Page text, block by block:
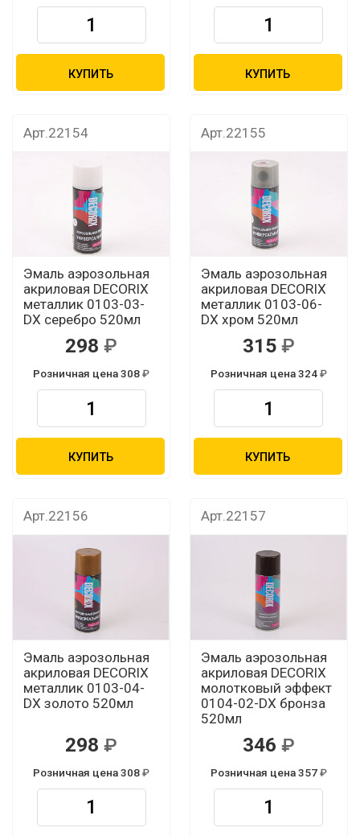
КУПИТЬ КУПИТЬ
Арт.22154
Эмаль аэрозольная
акриловая DECORIX
металлик 0103-03-
DX серебро 520мл
298
Розничная цена 308
КУПИТЬ
Арт.22155
Эмаль аэрозольная
акриловая DECORIX
металлик 0103-06-
DX хром 520мл
315
Розничная цена 324
КУПИТЬ
Арт.22156
Эмаль аэрозольная
акриловая DECORIX
металлик 0103-04-
DX золото 520мл
298
Розничная цена 308
Арт.22157
Эмаль аэрозольная
акриловая DECORIX
молотковый эффект
0104-02-DX бронза
520мл
346
Розничная цена 357